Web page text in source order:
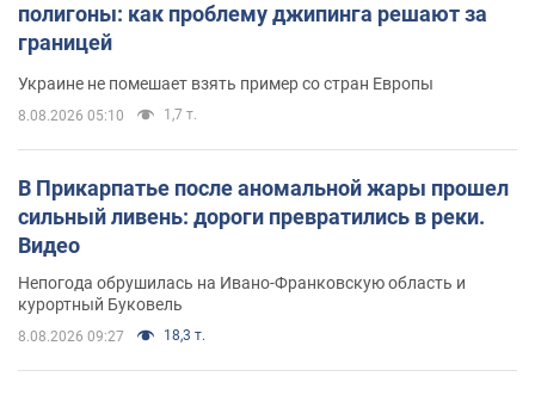
полигоны: как проблему джипинга решают за
границей
Украине не помешает взять пример со стран Европы
8.08.2026 05:10 1,7 т.
В Прикарпатье после аномальной жары прошел
сильный ливень: дороги превратились в реки.
Видео
Непогода обрушилась на Ивано-Франковскую область и
курортный Буковель
8.08.2026 09:27 18,3 т.